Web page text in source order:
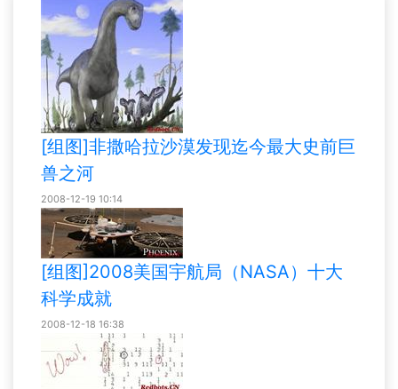
[组图]非撒哈拉沙漠发现迄今最大史前巨
兽之河
2008-12-19 10:14
[组图]2008美国宇航局（NASA）十大
科学成就
2008-12-18 16:38